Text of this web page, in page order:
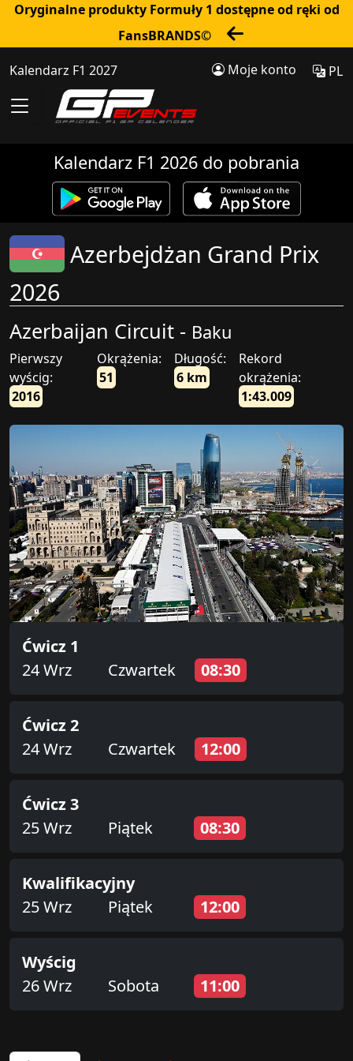
Oryginalne produkty Formuły 1 dostępne od ręki od
FansBRANDS©
Kalendarz F1 2027 Moje konto PL
Kalendarz F1 2026 do pobrania
Azerbejdżan Grand Prix
2026
Azerbaijan Circuit - Baku
Pierwszy
wyścig:
2016
Okrążenia:
51
Długość:
6 km
Rekord
okrążenia:
1:43.009
Ćwicz 1
24 Wrz
Czwartek 08:30
Ćwicz 2
24 Wrz
Czwartek 12:00
Ćwicz 3
25 Wrz
Piątek 08:30
Kwalifikacyjny
25 Wrz
Piątek 12:00
Wyścig
26 Wrz
Sobota 11:00